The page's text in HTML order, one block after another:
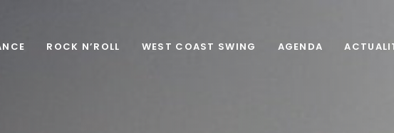
ROCK N’ROLL WEST COAST SWING AGENDA